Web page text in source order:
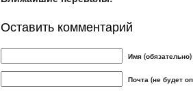
Оставить комментарий
Имя (обязательно)
Почта (не будет